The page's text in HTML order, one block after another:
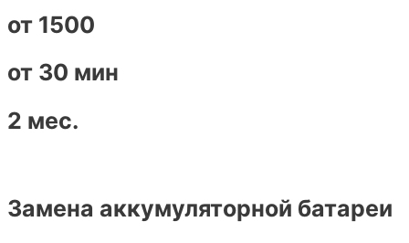
от 1500
от 30 мин
2 мес.
Замена аккумуляторной батареи